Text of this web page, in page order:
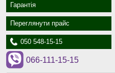
Гарантія
Переглянути прайс
050 548-15-15
066-111-15-15